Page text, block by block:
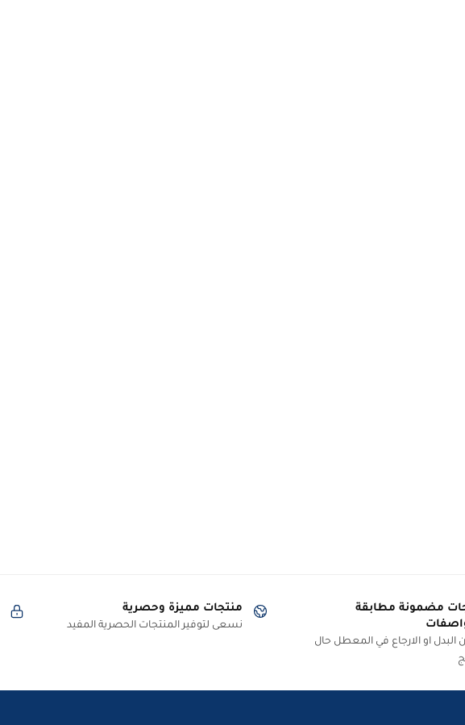
مضمونة مطابقة
البدل او الارجاع في المعطل حال
منتجات مميزة وحصرية
نسعى لتوفير المنتجات الحصرية المفيد